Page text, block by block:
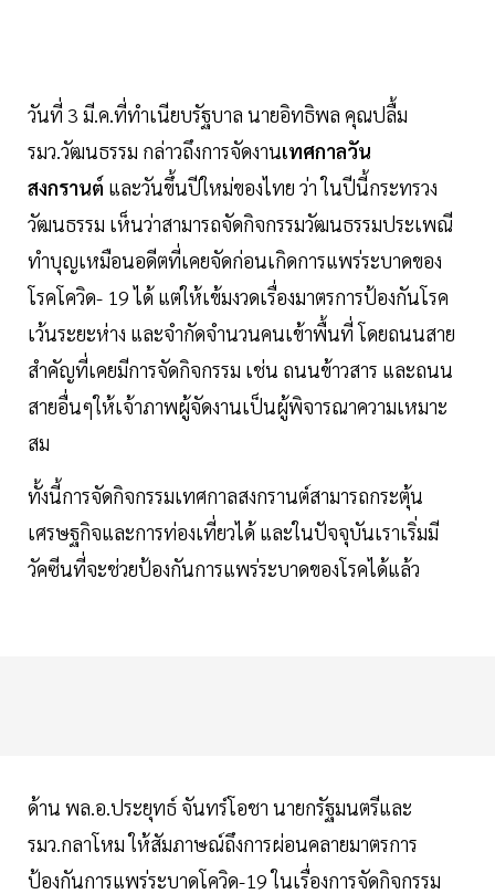
วันที่ 3 มี.ค.ที่ทำเนียบรัฐบาล นายอิทธิพล คุณปลื้ม
รมว.วัฒนธรรม กล่าวถึงการจัดงานเทศกาลวัน
สงกรานต์ และวันขึ้นปีใหม่ของไทย ว่า ในปีนี้กระทรวง
วัฒนธรรม เห็นว่าสามารถจัดกิจกรรมวัฒนธรรมประเพณี
ทำบุญเหมือนอดีตที่เคยจัดก่อนเกิดการแพร่ระบาดของ
โรคโควิด- 19 ได้ แต่ให้เข้มงวดเรื่องมาตรการป้องกันโรค
เว้นระยะห่าง และจำกัดจำนวนคนเข้าพื้นที่ โดยถนนสาย
สำคัญที่เคยมีการจัดกิจกรรม เช่น ถนนข้าวสาร และถนน
สายอื่นๆให้เจ้าภาพผู้จัดงานเป็นผู้พิจารณาความเหมาะ
สม
ทั้งนี้การจัดกิจกรรมเทศกาลสงกรานต์สามารถกระตุ้น
เศรษฐกิจและการท่องเที่ยวได้ และในปัจจุบันเราเริ่มมี
วัคซีนที่จะช่วยป้องกันการแพร่ระบาดของโรคได้แล้ว
ด้าน พล.อ.ประยุทธ์ จันทร์โอชา นายกรัฐมนตรีและ
รมว.กลาโหม ให้สัมภาษณ์ถึงการผ่อนคลายมาตรการ
ป้องกันการแพร่ระบาดโควิด-19 ในเรื่องการจัดกิจกรรม